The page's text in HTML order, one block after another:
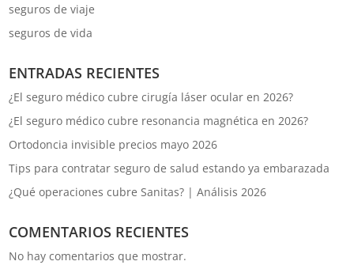
seguros de viaje
seguros de vida
ENTRADAS RECIENTES
¿El seguro médico cubre cirugía láser ocular en 2026?
¿El seguro médico cubre resonancia magnética en 2026?
Ortodoncia invisible precios mayo 2026
Tips para contratar seguro de salud estando ya embarazada
¿Qué operaciones cubre Sanitas? | Análisis 2026
COMENTARIOS RECIENTES
No hay comentarios que mostrar.